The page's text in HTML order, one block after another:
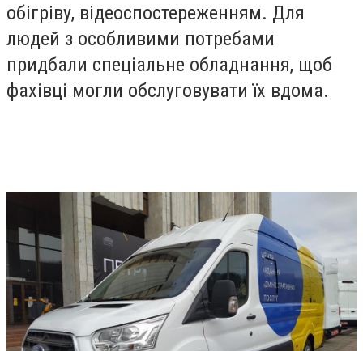
обігріву, відеоспостереженням. Для
людей з особливими потребами
придбали спеціальне обладнання, щоб
фахівці могли обслуговувати їх вдома.